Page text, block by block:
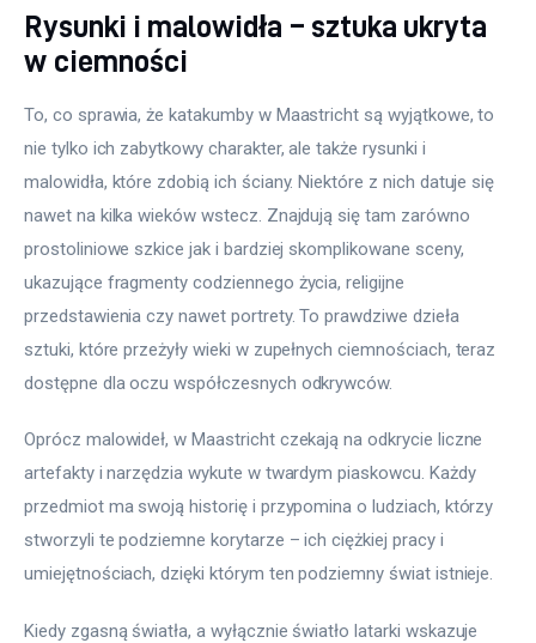
Rysunki i malowidła – sztuka ukryta
w ciemności
To, co sprawia, że katakumby w Maastricht są wyjątkowe, to
nie tylko ich zabytkowy charakter, ale także rysunki i
malowidła, które zdobią ich ściany. Niektóre z nich datuje się
nawet na kilka wieków wstecz. Znajdują się tam zarówno
prostoliniowe szkice jak i bardziej skomplikowane sceny,
ukazujące fragmenty codziennego życia, religijne
przedstawienia czy nawet portrety. To prawdziwe dzieła
sztuki, które przeżyły wieki w zupełnych ciemnościach, teraz
dostępne dla oczu współczesnych odkrywców.
Oprócz malowideł, w Maastricht czekają na odkrycie liczne
artefakty i narzędzia wykute w twardym piaskowcu. Każdy
przedmiot ma swoją historię i przypomina o ludziach, którzy
stworzyli te podziemne korytarze – ich ciężkiej pracy i
umiejętnościach, dzięki którym ten podziemny świat istnieje.
Kiedy zgasną światła, a wyłącznie światło latarki wskazuje